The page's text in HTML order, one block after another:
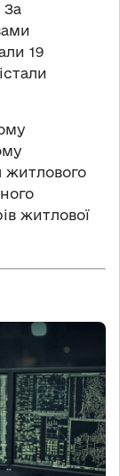
За
19
житлового
житлової